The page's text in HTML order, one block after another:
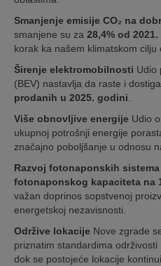
Smanjenje emisije CO₂ na
smanjene su za 28,4% od
korak ka našem klimatskom cilju
Širenje elektromobilnosti Udio
(BEV) nastavlja da raste i
prodanih u 2025. godini
Više obnovljive energije Udio
ukupnoj potrošnji energije
značajno poboljšanje u odnosu
Razvoj fotonaponskih sistema
fotonaponskog kapaciteta na
važan doprinos sopstvenoj
energetskoj nezavisnosti.
Održive lokacije Nove zgrade
priznatim standardima održivosti
dok se postojeće lokacije